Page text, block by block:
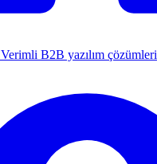
Verimli B2B yazılım çözümleri